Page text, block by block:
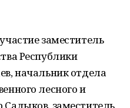
заместитель
Республики
начальник отдела
лесного и